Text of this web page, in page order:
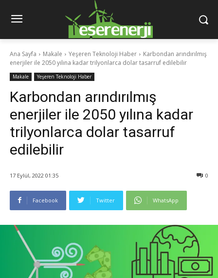
Ana Sayfa Makale Yeşeren Teknoloji Haber
Karbondan arındırılmış
enerjiler ile 2050 yılına kadar trilyonlarca dolar tasarruf edilebilir
Makale Yeşeren Teknoloji Haber
Karbondan arındırılmış
enerjiler ile 2050 yılına kadar
trilyonlarca dolar tasarruf
edilebilir
17 Eylül, 2022 01:35 0
Facebook Twitter WhatsApp